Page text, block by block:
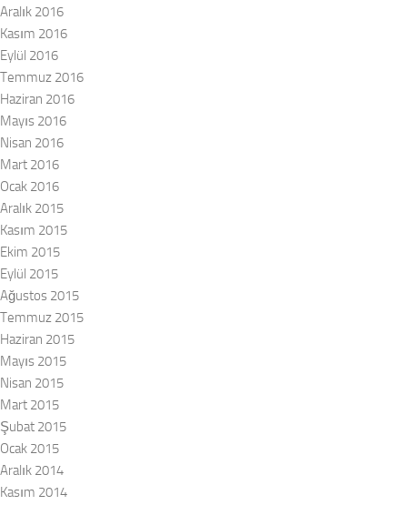
Aralık 2016
Kasım 2016
Eylül 2016
Temmuz 2016
Haziran 2016
Mayıs 2016
Nisan 2016
Mart 2016
Ocak 2016
Aralık 2015
Kasım 2015
Ekim 2015
Eylül 2015
Ağustos 2015
Temmuz 2015
Haziran 2015
Mayıs 2015
Nisan 2015
Mart 2015
Şubat 2015
Ocak 2015
Aralık 2014
Kasım 2014